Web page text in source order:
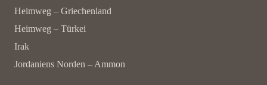
Heimweg – Griechenland
Heimweg – Türkei
Irak
Jordaniens Norden – Ammon